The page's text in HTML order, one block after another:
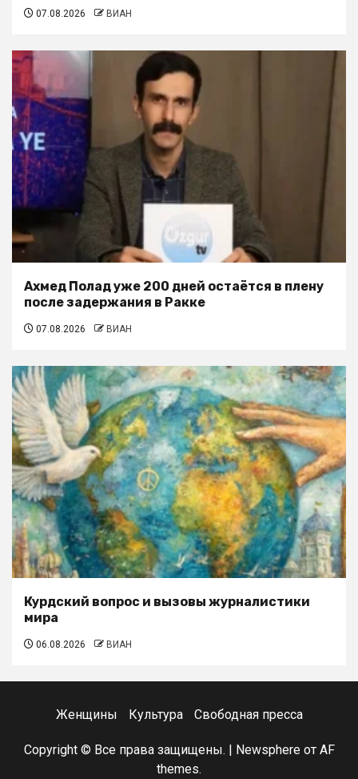
07.08.2026 ВИАН
Ахмед Полад уже 200 дней остаётся в плену
после задержания в Ракке
07.08.2026 ВИАН
Курдский вопрос и вызовы журналистики
мира
06.08.2026 ВИАН
Женщины Культура Свободная пресса
Copyright © Все права защищены. | Newsphereот AF
themes.